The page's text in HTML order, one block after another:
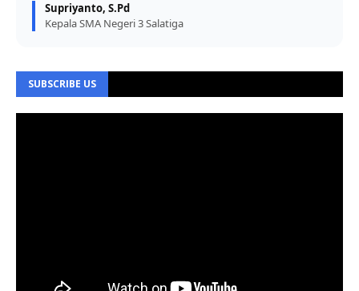
Supriyanto, S.Pd
Kepala SMA Negeri 3 Salatiga
SUBSCRIBE US